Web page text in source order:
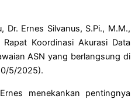
Dr. Ernes Silvanus, S.Pi., M.M.,
Koordinasi Akurasi Data
ASN yang berlangsung di
5/2025).
menekankan pentingnya